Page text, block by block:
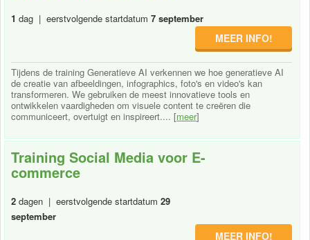
1 dag | eerstvolgende startdatum 7 september
MEER INFO!
Tijdens de training Generatieve AI verkennen we hoe generatieve AI
de creatie van afbeeldingen, infographics, foto's en video's kan
transformeren. We gebruiken de meest innovatieve tools en
ontwikkelen vaardigheden om visuele content te creëren die
communiceert, overtuigt en inspireert.... [meer]
Training Social Media voor E-
commerce
2 dagen | eerstvolgende startdatum 29
september
MEER INFO!